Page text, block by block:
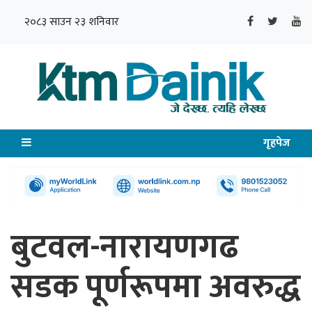
२०८३ साउन २३ शनिवार
गृहपेज
बुटवल-नारायणगढ
सडक पूर्णरूपमा अवरुद्ध